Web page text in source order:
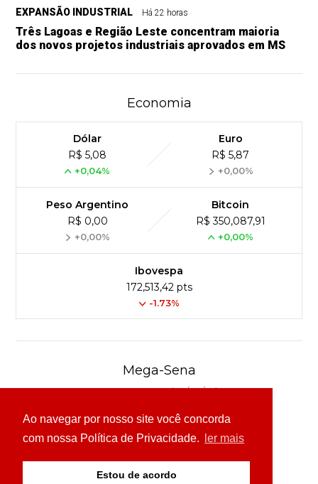
Ao navegar por nosso site você concorda
com nossa Política de Privacidade.
ler mais
Estou de acordo
EXPANSÃO INDUSTRIAL Há 22 horas
Três Lagoas e Região Leste concentram maioria
dos novos projetos industriais aprovados em MS
Economia
Dólar
R$ 5,08
+0,04%
Euro
R$ 5,87
+0,00%
Peso Argentino
R$ 0,00
+0,00%
Bitcoin
R$ 350,087,91
+0,00%
Ibovespa
172,513,42 pts
-1.73%
Mega-Sena
Concurso 3041 (06/08/26)
16 21 24 31 43